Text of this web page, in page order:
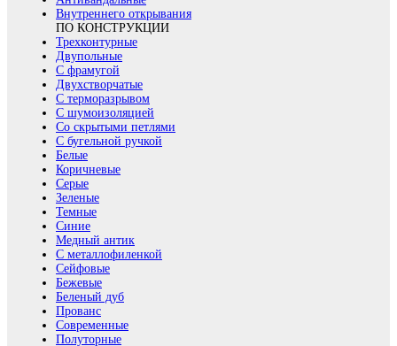
Внутреннего открывания
ПО КОНСТРУКЦИИ
Трехконтурные
Двупольные
С фрамугой
Двухстворчатые
С терморазрывом
С шумоизоляцией
Со скрытыми петлями
С бугельной ручкой
Белые
Коричневые
Серые
Зеленые
Темные
Синие
Медный антик
С металлофиленкой
Сейфовые
Бежевые
Беленый дуб
Прованс
Современные
Полуторные